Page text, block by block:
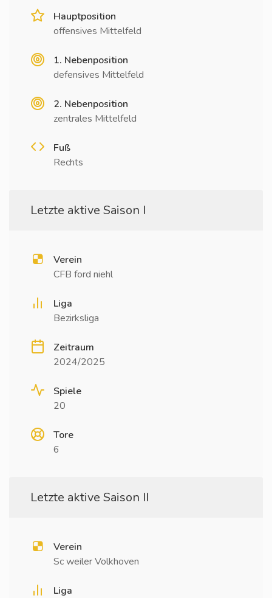
Hauptposition
offensives Mittelfeld
1. Nebenposition
defensives Mittelfeld
2. Nebenposition
zentrales Mittelfeld
Fuß
Rechts
Letzte aktive Saison I
Verein
CFB ford niehl
Liga
Bezirksliga
Zeitraum
2024/2025
Spiele
20
Tore
6
Letzte aktive Saison II
Verein
Sc weiler Volkhoven
Liga